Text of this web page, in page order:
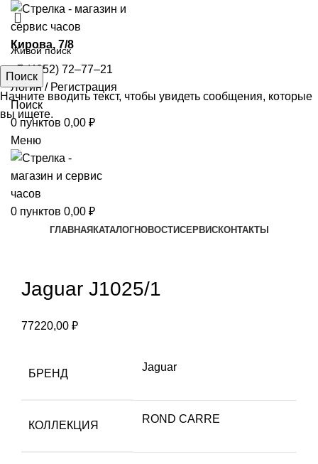
​Кирова, 7/8
+7 (4852) 72‒77‒21
Логин / Регистрация
Поиск
0 пунктов 0,00 ₽
Меню
0 пунктов 0,00 ₽
ГЛАВНАЯ КАТАЛОГНОВОСТИСЕРВИСКОНТАКТЫ
Jaguar J1025/1
77220,00 ₽
БРЕНД
Jaguar
КОЛЛЕКЦИЯ
ROND CARRE
Поиск
Начните вводить текст, чтобы увидеть сообщения, которые
вы ищете.